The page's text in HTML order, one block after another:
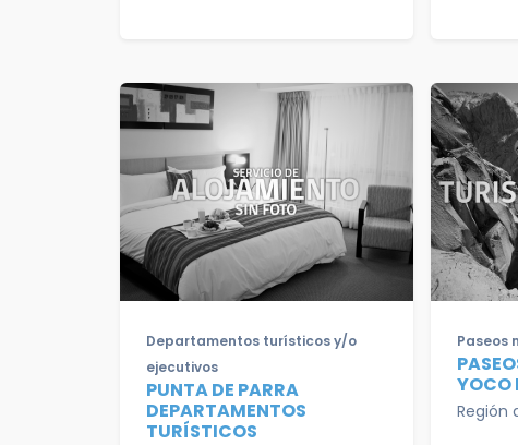
Departamentos turísticos y/o
ejecutivos
PUNTA DE PARRA
DEPARTAMENTOS
TURÍSTICOS
Paseos
YOCO
Región